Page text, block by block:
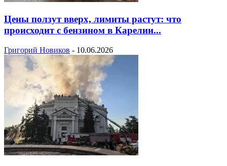
Цены ползут вверх, лимиты растут: что
происходит с бензином в Карелии...
Григорий Новиков - 10.06.2026